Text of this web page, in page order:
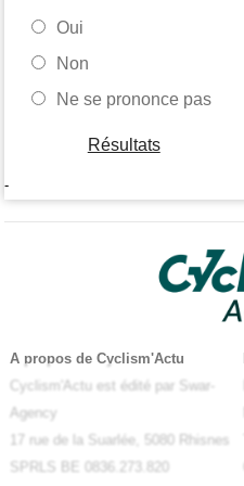
Oui
Non
Ne se prononce pas
Résultats
-
A propos de Cyclism'Actu
Cyclism'Actu est édité par Swar-
Agency
17 rue de la Suarlée, 5080 Rhisnes
SPRLS BE 0836.273.820